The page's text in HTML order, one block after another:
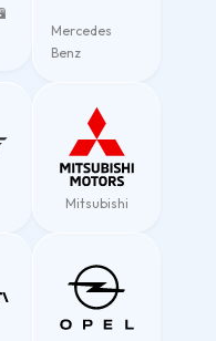
Mercedes
Benz
Mitsubishi